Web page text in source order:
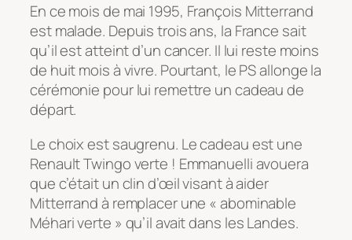
En ce mois de mai 1995, François Mitterrand
est malade. Depuis trois ans, la France sait
qu’il est atteint d’un cancer. Il lui reste moins
de huit mois à vivre. Pourtant, le PS allonge la
cérémonie pour lui remettre un cadeau de
départ.
Le choix est saugrenu. Le cadeau est une
Renault Twingo verte ! Emmanuelli avouera
que c’était un clin d’œil visant à aider
Mitterrand à remplacer une « abominable
Méhari verte » qu’il avait dans les Landes.